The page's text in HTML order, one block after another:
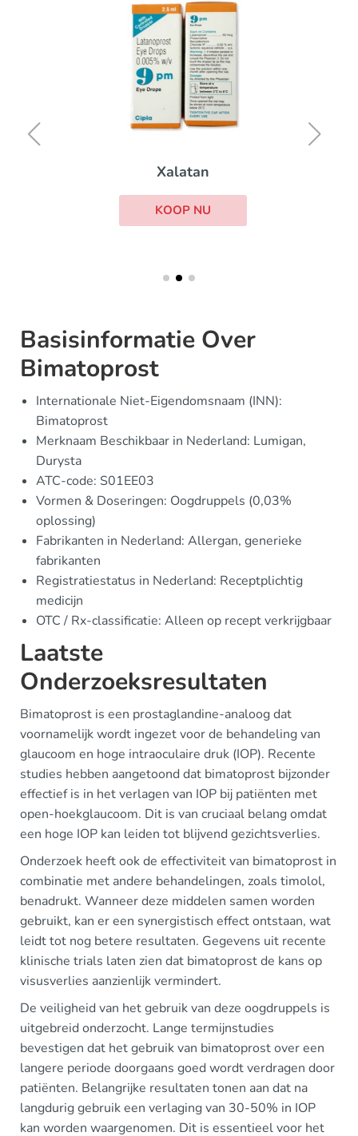
Xalatan
KOOP NU
Basisinformatie Over
Bimatoprost
Internationale Niet-Eigendomsnaam (INN):
Bimatoprost
Merknaam Beschikbaar in Nederland: Lumigan,
Durysta
ATC-code: S01EE03
Vormen & Doseringen: Oogdruppels (0,03%
oplossing)
Fabrikanten in Nederland: Allergan, generieke
fabrikanten
Registratiestatus in Nederland: Receptplichtig
medicijn
OTC / Rx-classificatie: Alleen op recept verkrijgbaar
Laatste
Onderzoeksresultaten
Bimatoprost is een prostaglandine-analoog dat
voornamelijk wordt ingezet voor de behandeling van
glaucoom en hoge intraoculaire druk (IOP). Recente
studies hebben aangetoond dat bimatoprost bijzonder
effectief is in het verlagen van IOP bij patiënten met
open-hoekglaucoom. Dit is van cruciaal belang omdat
een hoge IOP kan leiden tot blijvend gezichtsverlies.
Onderzoek heeft ook de effectiviteit van bimatoprost in
combinatie met andere behandelingen, zoals timolol,
benadrukt. Wanneer deze middelen samen worden
gebruikt, kan er een synergistisch effect ontstaan, wat
leidt tot nog betere resultaten. Gegevens uit recente
klinische trials laten zien dat bimatoprost de kans op
visusverlies aanzienlijk vermindert.
De veiligheid van het gebruik van deze oogdruppels is
uitgebreid onderzocht. Lange termijnstudies
bevestigen dat het gebruik van bimatoprost over een
langere periode doorgaans goed wordt verdragen door
patiënten. Belangrijke resultaten tonen aan dat na
langdurig gebruik een verlaging van 30-50% in IOP
kan worden waargenomen. Dit is essentieel voor het